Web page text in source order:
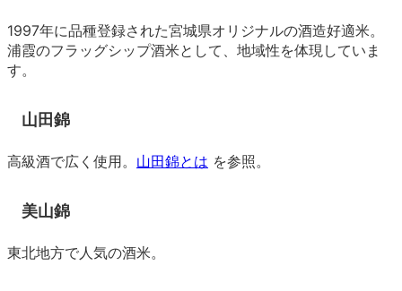
1997年に品種登録された宮城県オリジナルの酒造好適米。
浦霞のフラッグシップ酒米として、地域性を体現していま
す。
山田錦
高級酒で広く使用。 山田錦とは を参照。
美山錦
東北地方で人気の酒米。